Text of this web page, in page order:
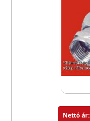
Nettó ár: